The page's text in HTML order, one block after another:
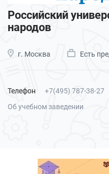
Российский
народов
г. Москва Есть
Телефон
+7(495) 787-38-27
Об учебном заведении